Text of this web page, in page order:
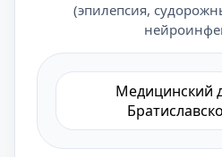
(эпилепсия,
Медицинский